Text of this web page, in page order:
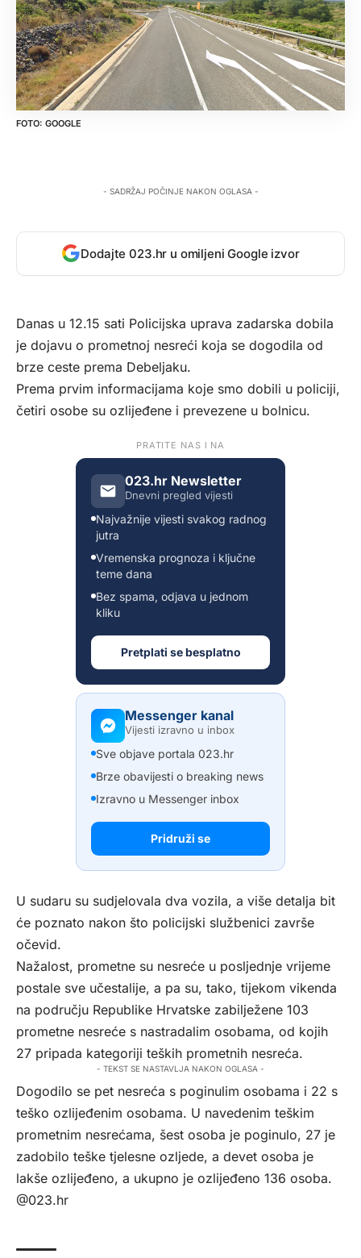
GOOGLE
- SADRŽAJ POČINJE NAKON OGLASA -
Dodajte 023.hr u omiljeni Google izvor
Danas u 12.15 sati Policijska uprava zadarska dobila
je dojavu o prometnoj nesreći koja se dogodila od
brze ceste prema Debeljaku.
Prema prvim informacijama koje smo dobili u policiji,
četiri osobe su ozlijeđene i prevezene u bolnicu.
PRATITE NAS I NA
023.hr Newsletter
Dnevni pregled vijesti
Najvažnije vijesti svakog radnog
jutra
Vremenska prognoza i ključne
teme dana
Bez spama, odjava u jednom
kliku
Pretplati se besplatno
Messenger kanal
Vijesti izravno u inbox
Sve objave portala 023.hr
Brze obavijesti o breaking news
Izravno u Messenger inbox
Pridruži se
U sudaru su sudjelovala dva vozila, a više detalja bit
će poznato nakon što policijski službenici završe
očevid.
Nažalost, prometne su nesreće u posljednje vrijeme
postale sve učestalije, a pa su, tako, tijekom vikenda
na području Republike Hrvatske zabilježene 103
prometne nesreće s nastradalim osobama, od kojih
27 pripada kategoriji teških prometnih nesreća.
- TEKST SE NASTAVLJA NAKON OGLASA -
Dogodilo se pet nesreća s poginulim osobama i 22 s
teško ozlijeđenim osobama. U navedenim teškim
prometnim nesrećama, šest osoba je poginulo, 27 je
zadobilo teške tjelesne ozljede, a devet osoba je
lakše ozlijeđeno, a ukupno je ozlijeđeno 136 osoba.
@023.hr